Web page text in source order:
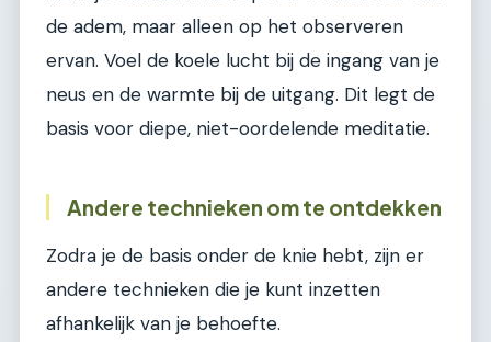
de adem, maar alleen op het observeren
ervan. Voel de koele lucht bij de ingang van je
neus en de warmte bij de uitgang. Dit legt de
basis voor diepe, niet-oordelende meditatie.
Andere technieken om te ontdekken
Zodra je de basis onder de knie hebt, zijn er
andere technieken die je kunt inzetten
afhankelijk van je behoefte.